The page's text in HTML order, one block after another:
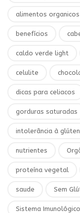
alimentos organicos
benefícios
caldo verde light
celulite
dicas para celiacos
gorduras saturadas
intolerância à glúten
nutrientes
proteína vegetal
saude Sem
Sistema Imunológico